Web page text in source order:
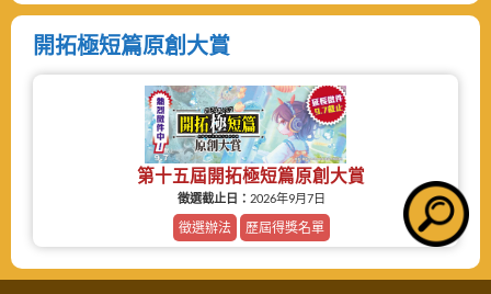
開拓極短篇原創大賞
第十五屆開拓極短篇原創大賞
徵選截止日： 2026年9月7日
徵選辦法 歷屆得獎名單